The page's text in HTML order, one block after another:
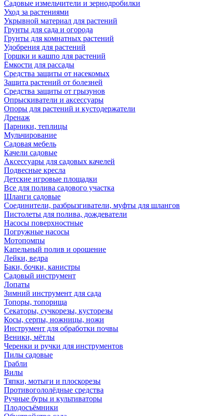
Садовые измельчители и зернодробилки
Уход за растениями
Укрывной материал для растений
Грунты для сада и огорода
Грунты для комнатных растений
Удобрения для растений
Горшки и кашпо для растений
Ёмкости для рассады
Средства защиты от насекомых
Защита растений от болезней
Средства защиты от грызунов
Опрыскиватели и аксессуары
Опоры для растений и кустодержатели
Дренаж
Парники, теплицы
Мульчирование
Садовая мебель
Качели садовые
Аксессуары для садовых качелей
Подвесные кресла
Детские игровые площадки
Все для полива садового участка
Шланги садовые
Соединители, разбрызгиватели, муфты для шлангов
Пистолеты для полива, дождеватели
Насосы поверхностные
Погружные насосы
Мотопомпы
Капельный полив и орошение
Лейки, ведра
Баки, бочки, канистры
Садовый инструмент
Лопаты
Зимний инструмент для сада
Топоры, топорища
Секаторы, сучкорезы, кусторезы
Косы, серпы, ножницы, ножи
Инструмент для обработки почвы
Веники, мётлы
Черенки и ручки для инструментов
Пилы садовые
Грабли
Вилы
Тяпки, мотыги и плоскорезы
Противогололёдные средства
Ручные буры и культиваторы
Плодосъёмники